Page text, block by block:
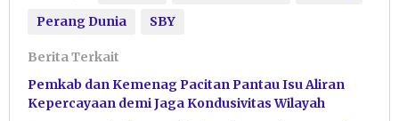
Perang Dunia
SBY
Berita Terkait
Pemkab dan Kemenag Pacitan Pantau Isu Aliran
Kepercayaan demi Jaga Kondusivitas Wilayah